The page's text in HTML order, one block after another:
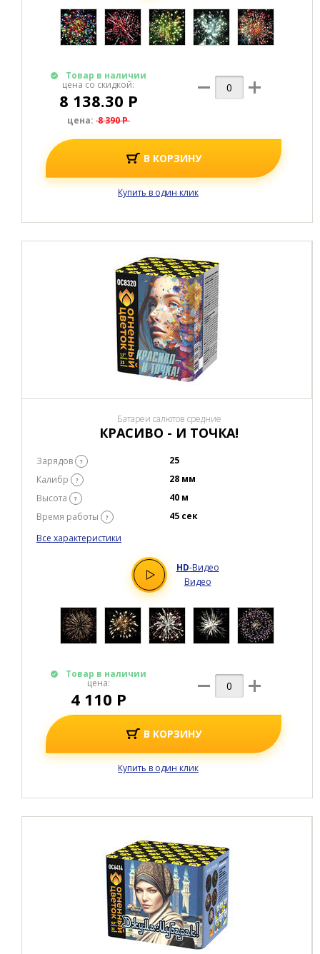
Товар в наличии
цена со скидкой:
8 138.30 Р
цена: 8 390 Р
В КОРЗИНУ
Купить в один клик
Батареи салютов средние
КРАСИВО - И ТОЧКА!
Зарядов ?
25
Калибр
?
28 мм
Высота
?
40 м
Время работы
?
45 сек
Все характеристики
HD-Видео
Видео
Товар в наличии
цена:
4 110 Р
В КОРЗИНУ
Купить в один клик